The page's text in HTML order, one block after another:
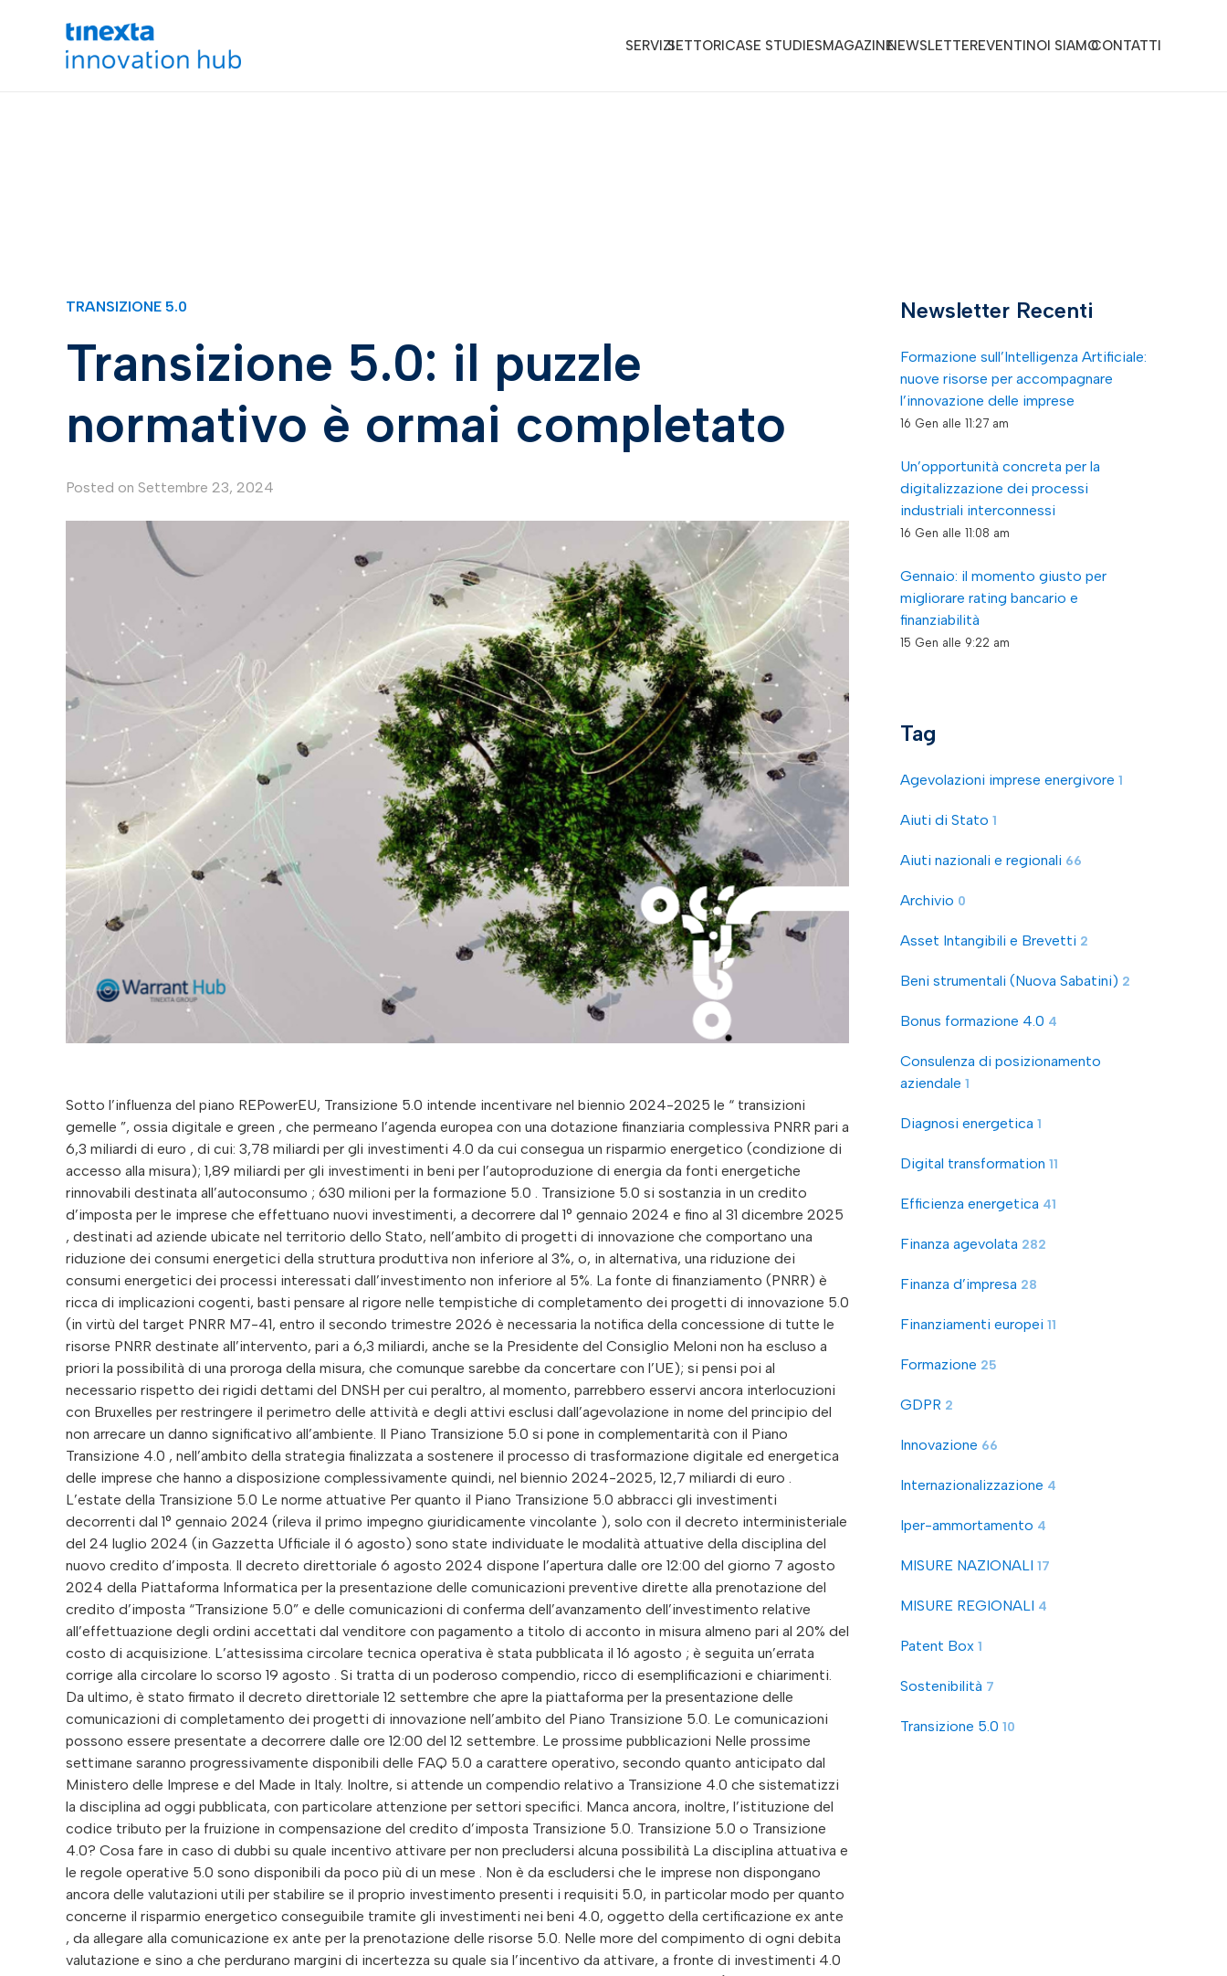
SERVIZISETTORICASE STUDIESMAGAZINENEWSLETTEREVENTINOI SIAMOCONTATTI
TRANSIZIONE 5.0
Transizione 5.0: il puzzle
normativo è ormai completato
Posted on Settembre 23, 2024
Sotto l’influenza del piano REPowerEU, Transizione 5.0 intende incentivare nel biennio 2024-2025 le “ transizioni gemelle ”, ossia digitale e green , che permeano l’agenda europea con una dotazione finanziaria complessiva PNRR pari a 6,3 miliardi di euro , di cui: 3,78 miliardi per gli investimenti 4.0 da cui consegua un risparmio energetico (condizione di accesso alla misura); 1,89 miliardi per gli investimenti in beni per l’autoproduzione di energia da fonti energetiche rinnovabili destinata all’autoconsumo ; 630 milioni per la formazione 5.0 . Transizione 5.0 si sostanzia in un credito d’imposta per le imprese che effettuano nuovi investimenti, a decorrere dal 1° gennaio 2024 e fino al 31 dicembre 2025 , destinati ad aziende ubicate nel territorio dello Stato, nell’ambito di progetti di innovazione che comportano una riduzione dei consumi energetici della struttura produttiva non inferiore al 3%, o, in alternativa, una riduzione dei consumi energetici dei processi interessati dall’investimento non inferiore al 5%. La fonte di finanziamento (PNRR) è ricca di implicazioni cogenti, basti pensare al rigore nelle tempistiche di completamento dei progetti di innovazione 5.0 (in virtù del target PNRR M7-41, entro il secondo trimestre 2026 è necessaria la notifica della concessione di tutte le risorse PNRR destinate all’intervento, pari a 6,3 miliardi, anche se la Presidente del Consiglio Meloni non ha escluso a priori la possibilità di una proroga della misura, che comunque sarebbe da concertare con l’UE); si pensi poi al necessario rispetto dei rigidi dettami del DNSH per cui peraltro, al momento, parrebbero esservi ancora interlocuzioni con Bruxelles per restringere il perimetro delle attività e degli attivi esclusi dall’agevolazione in nome del principio del non arrecare un danno significativo all’ambiente. Il Piano Transizione 5.0 si pone in complementarità con il Piano Transizione 4.0 , nell’ambito della strategia finalizzata a sostenere il processo di trasformazione digitale ed energetica delle imprese che hanno a disposizione complessivamente quindi, nel biennio 2024-2025, 12,7 miliardi di euro . L’estate della Transizione 5.0 Le norme attuative Per quanto il Piano Transizione 5.0 abbracci gli investimenti decorrenti dal 1° gennaio 2024 (rileva il primo impegno giuridicamente vincolante ), solo con il decreto interministeriale del 24 luglio 2024 (in Gazzetta Ufficiale il 6 agosto) sono state individuate le modalità attuative della disciplina del nuovo credito d’imposta. Il decreto direttoriale 6 agosto 2024 dispone l’apertura dalle ore 12:00 del giorno 7 agosto 2024 della Piattaforma Informatica per la presentazione delle comunicazioni preventive dirette alla prenotazione del credito d’imposta “Transizione 5.0” e delle comunicazioni di conferma dell’avanzamento dell’investimento relative all’effettuazione degli ordini accettati dal venditore con pagamento a titolo di acconto in misura almeno pari al 20% del costo di acquisizione. L’attesissima circolare tecnica operativa è stata pubblicata il 16 agosto ; è seguita un’errata corrige alla circolare lo scorso 19 agosto . Si tratta di un poderoso compendio, ricco di esemplificazioni e chiarimenti. Da ultimo, è stato firmato il decreto direttoriale 12 settembre che apre la piattaforma per la presentazione delle comunicazioni di completamento dei progetti di innovazione nell’ambito del Piano Transizione 5.0. Le comunicazioni possono essere presentate a decorrere dalle ore 12:00 del 12 settembre. Le prossime pubblicazioni Nelle prossime settimane saranno progressivamente disponibili delle FAQ 5.0 a carattere operativo, secondo quanto anticipato dal Ministero delle Imprese e del Made in Italy. Inoltre, si attende un compendio relativo a Transizione 4.0 che sistematizzi la disciplina ad oggi pubblicata, con particolare attenzione per settori specifici. Manca ancora, inoltre, l’istituzione del codice tributo per la fruizione in compensazione del credito d’imposta Transizione 5.0. Transizione 5.0 o Transizione 4.0? Cosa fare in caso di dubbi su quale incentivo attivare per non precludersi alcuna possibilità La disciplina attuativa e le regole operative 5.0 sono disponibili da poco più di un mese . Non è da escludersi che le imprese non dispongano ancora delle valutazioni utili per stabilire se il proprio investimento presenti i requisiti 5.0, in particolar modo per quanto concerne il risparmio energetico conseguibile tramite gli investimenti nei beni 4.0, oggetto della certificazione ex ante , da allegare alla comunicazione ex ante per la prenotazione delle risorse 5.0. Nelle more del compimento di ogni debita valutazione e sino a che perdurano margini di incertezza su quale sia l’incentivo da attivare, a fronte di investimenti 4.0 avviati dal 30 marzo in avanti, a parere di chi scrive è opportuno che l’impresa presenti quanto prima (auspicabilmente prima dell’avvio degli investimenti) la comunicazione ex ante per il Monitoraggio Transizione 4.0, necessaria per la fruizione del Credito d’imposta 4.0 (a fronte di una successiva comunicazione ex post per il Monitoraggio Transizione 4.0), laddove nel prosieguo si dovesse virare verso il beneficio 4.0 in quanto si comprendesse l’insussistenza dei presupposti 5.0. Qualora in futuro emergesse l’impossibilità dell’impresa di ottenere la Certificazione 5.0 ex ante e quindi non si avviasse mai la procedura 5.0 , riteniamo che l’impresa possa successivamente aggiungere su ogni documento inerente all’acquisto, ove non già inclusa, la dicitura relativa alla normativa di riferimento Transizione 4.0 (es. “ Beni agevolabili ai sensi della legge 178 del 30/12/2020, art.1, commi da 1054 a 1058 ter – Credito d’imposta per investimenti in beni strumentali 4.0 ”) per accedere al Credito d’imposta 4.0. Viceversa, nel caso in cui la procedura 5.0 fosse avviata (quindi la Comunicazione 5.0 ex ante fosse inviata), ma poi non si completasse (per mancato invio delle comunicazioni successive e dei relativi allegati ovvero delle integrazioni documentali nei termini), come indicato dall’articolo 11 del Decreto attuativo 5.0, la dicitura 5.0 (es. ” Beni agevolabili ai sensi dell’articolo 38 del decreto-legge 2 marzo 2024, n. 19, convertito con modificazioni dalla legge 29 aprile 2024, n. 56 “) vale di per sé anche per il Credito d’imposta 4.0 (senza bisogno di aggiungere alcunché). Per l’accesso al Credito 4.0 servirà poi l’invio della comunicazione ex post ai fini del Monitoraggio Transizione 4.0. Qualora, invece, l’impresa integrasse tutti i requisiti 5.0 ma, in attesa di esserne edotta, abbia apposto la dicitura 4.0 in luogo della dicitura 5.0, non si dovrebbero ingenerare problemi ai fini di Transizione 5.0 , nella misura in cui l’apposizione dei riferimenti alla disciplina 5.0 sui documenti relativi all’acquisto è richiesta qualora i citati documenti siano successivi alla comunicazione di prenotazione del credito d’imposta , come esplicitato dall’articolo 20, comma 3 del decreto attuativo. La circolare operativa 5.0 prevede, peraltro, che l’Impresa beneficiaria 5.0 sia tenuta a conservare gli ordini e le fatture attestanti il pagamento in acconto che dovranno essere univocamente riconducibili agli investimenti relativi al progetto di innovazione oggetto dell’agevolazione riportando, oltre alle singole voci di costo per ciascun investimento, anche il codice identificativo alfanumerico univoco rilasciato dalla Piattaforma informatica, contraddistinto dalla struttura TR5-XXXXX , in aggiunta al riferimento alle disposizioni di cui all’articolo 38 del decreto-legge n. 19 del 2024, qualora successivi alla comunicazione di prenotazione del credito d’imposta . Elementi di attenzione Le cause di decadenza La disciplina relativa a Transizione 5.0 è mutuata, in parte, dalla disciplina relativa a Transizione 4.0, presentando tuttavia delle peculiarità che è bene non sottostimare, come ad esempio le cause di decadenza. L’impresa decade totalmente o parzialmente dal diritto all’utilizzo del credito d’imposta 5.0, a titolo esemplificativo (per le ulteriori fattispecie si rinvia all’articolo 21 del decreto attuativo), al ricorrere di una o più delle seguenti circostanze: in data antecedente al 31 dicembre del 5° anno successivo a quello di completamento del progetto di innovazione , i beni agevolati sono ceduti a terzi, destinati a finalità estranee all’esercizio dell’impresa ovvero destinati a strutture produttive diverse da quelle che hanno dato diritto all’agevolazione anche se appartenenti allo stesso soggetto (pertanto il trasferimento dei beni da una sede ad un’altra nel quinquennio implica decadenza dall’incentivo), nonché in caso di mancato esercizio dell’opzione per il riscatto nelle ipotesi di beni acquisiti in locazione finanziaria, fatta salva l’applicazione, inquanto compatibili, delle disposizioni relative agli investimenti sostitutivi per i beni materiali 4.0; fino al 31 dicembre del 5° anno successivo a quello di completamento del progetto di innovazione, non è mantenuto il livello di riduzione dei consumi energetici conseguito dal progetto di innovazione; assenza di uno o più requisiti di ammissibilità fino alla data di trasmissione da parte del GSE della comunicazione relativa all’importo del credito d’imposta utilizzabile in compensazione. Cumulo Ai sensi dell’articolo 11 del decreto attuativo, il credito d’imposta è cumulabile con altre agevolazioni finanziate con risorse nazionali che abbiano ad oggetto i medesimi costi, a condizione che tale cumulo non porti al superamento del costo sostenuto. Il credito d’imposta non è cumulabile , in relazione ai medesimi costi ammissibili, con il credito d’imposta per investimenti in beni nuovi strumentali 4.0 , nonché con il credito d’imposta per investimenti nella Zona economica speciale ( ZES unica – Mezzogiorno ) e nella Zona logistica semplificata ( ZLS ). La nuova formula testuale del decreto attuativo Transizione 5.0 purtroppo non ripropone quanto indicato nelle bozze, secondo cui “ Nel rispe
Newsletter Recenti
Formazione sull’Intelligenza Artificiale:
nuove risorse per accompagnare
l’innovazione delle imprese
16 Gen alle 11:27 am
Un’opportunità concreta per la
digitalizzazione dei processi
industriali interconnessi
16 Gen alle 11:08 am
Gennaio: il momento giusto per
migliorare rating bancario e
finanziabilità
15 Gen alle 9:22 am
Tag
Agevolazioni imprese energivore 1
Aiuti di Stato 1
Aiuti nazionali e regionali 66
Archivio 0
Asset Intangibili e Brevetti 2
Beni strumentali (Nuova Sabatini) 2
Bonus formazione 4.0 4
Consulenza di posizionamento
aziendale 1
Diagnosi energetica 1
Digital transformation 11
Efficienza energetica 41
Finanza agevolata 282
Finanza d’impresa 28
Finanziamenti europei 11
Formazione 25
GDPR 2
Innovazione 66
Internazionalizzazione 4
Iper-ammortamento 4
MISURE NAZIONALI 17
MISURE REGIONALI 4
Patent Box 1
Sostenibilità 7
Transizione 5.0 10